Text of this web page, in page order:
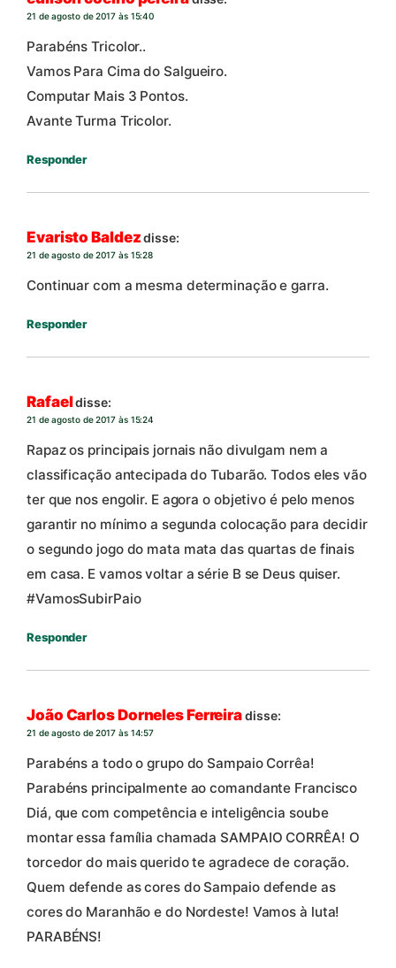
21 de agosto de 2017 às 15:40
Parabéns Tricolor..
Vamos Para Cima do Salgueiro.
Computar Mais 3 Pontos.
Avante Turma Tricolor.
Responder
Evaristo Baldez disse:
21 de agosto de 2017 às 15:28
Continuar com a mesma determinação e garra.
Responder
Rafaeldisse:
21 de agosto de 2017 às 15:24
Rapaz os principais jornais não divulgam nem a
classificação antecipada do Tubarão. Todos eles vão
ter que nos engolir. E agora o objetivo é pelo menos
garantir no mínimo a segunda colocação para decidir
o segundo jogo do mata mata das quartas de finais
em casa. E vamos voltar a série B se Deus quiser.
#VamosSubirPaio
Responder
João Carlos Dorneles Ferreiradisse:
21 de agosto de 2017 às 14:57
Parabéns a todo o grupo do Sampaio Corrêa!
Parabéns principalmente ao comandante Francisco
Diá, que com competência e inteligência soube
montar essa família chamada SAMPAIO CORRÊA! O
torcedor do mais querido te agradece de coração.
Quem defende as cores do Sampaio defende as
cores do Maranhão e do Nordeste! Vamos à luta!
PARABÉNS!